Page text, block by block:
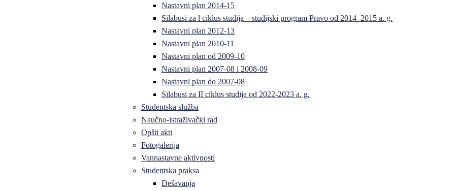
Nastavni plan 2014-15
Silabusi za l ciklus studija – studijski program Pravo od 2014–2015 a. g.
Nastavni plan 2012-13
Nastavni plan 2010-11
Nastavni plan od 2009-10
Nastavni plan 2007-08 i 2008-09
Nastavni plan do 2007-08
Silabusi za II ciklus studija od 2022-2023 a. g.
Studentska služba
Naučno-istraživački rad
Opšti akti
Fotogalerija
Vannastavne aktivnosti
Studentska praksa
Dešavanja